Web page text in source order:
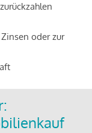
oder zur